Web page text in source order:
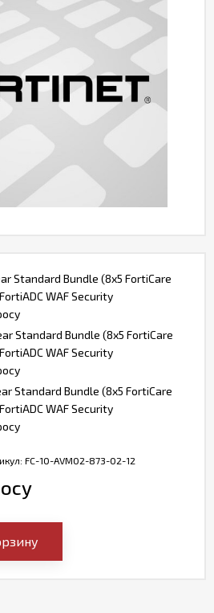
Standard Bundle (8x5 FortiCare
WAF Security
Standard Bundle (8x5 FortiCare
WAF Security
Standard Bundle (8x5 FortiCare
WAF Security
FC-10-AVM02-873-02-12